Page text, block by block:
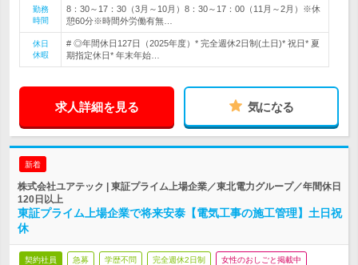
勤務
時間
8：30～17：30（3月～10月）8：30～17：00（11月～2月）※休
憩60分※時間外労働有無…
休日
休暇
# ◎年間休日127日（2025年度）* 完全週休2日制(土日)* 祝日* 夏
期指定休日* 年末年始…
求人詳細を見る 気になる
新着
株式会社ユアテック | 東証プライム上場企業／東北電力グループ／年間休日
120日以上
東証プライム上場企業で将来安泰【電気工事の施工管理】土日祝
休
契約社員 急募 学歴不問 完全週休2日制 女性のおしごと掲載中